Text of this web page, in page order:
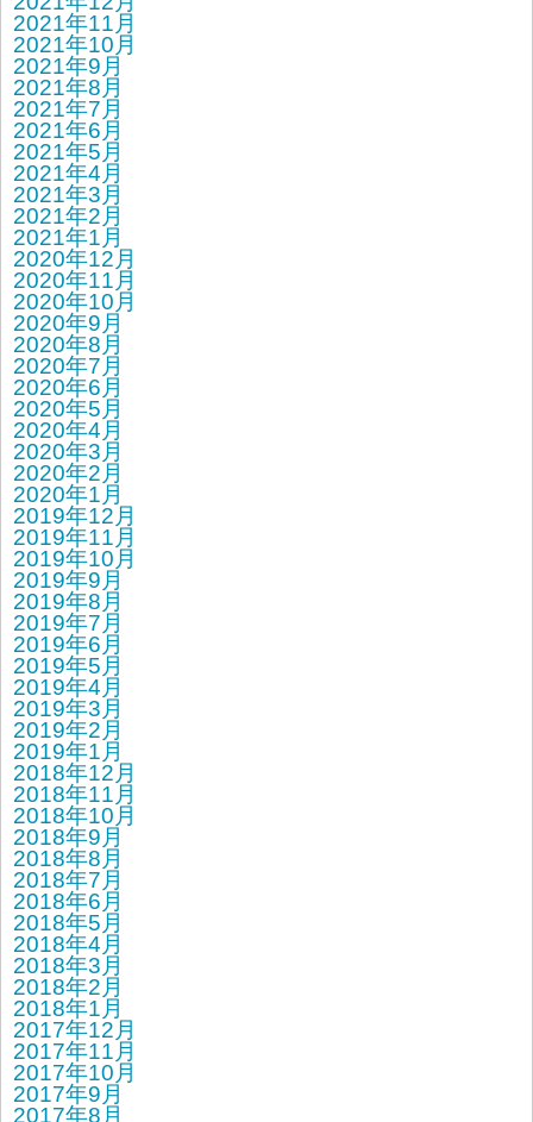
2021年11月
2021年10月
2021年9月
2021年8月
2021年7月
2021年6月
2021年5月
2021年4月
2021年3月
2021年2月
2021年1月
2020年12月
2020年11月
2020年10月
2020年9月
2020年8月
2020年7月
2020年6月
2020年5月
2020年4月
2020年3月
2020年2月
2020年1月
2019年12月
2019年11月
2019年10月
2019年9月
2019年8月
2019年7月
2019年6月
2019年5月
2019年4月
2019年3月
2019年2月
2019年1月
2018年12月
2018年11月
2018年10月
2018年9月
2018年8月
2018年7月
2018年6月
2018年5月
2018年4月
2018年3月
2018年2月
2018年1月
2017年12月
2017年11月
2017年10月
2017年9月
2017年8月